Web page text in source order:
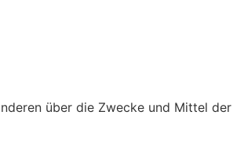
über die Zwecke und Mittel der